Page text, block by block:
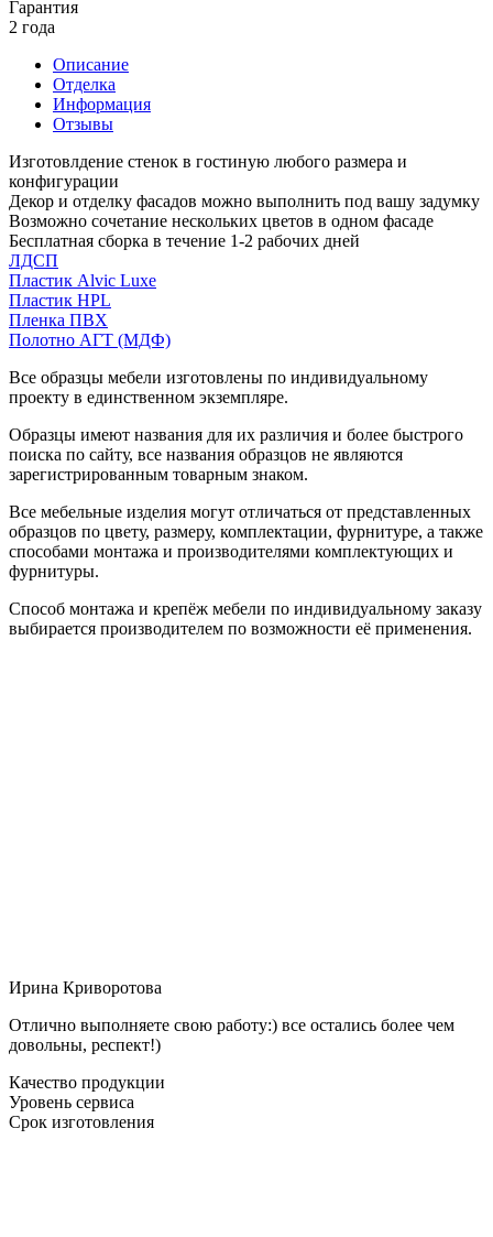
Гарантия
2 года
Описание
Отделка
Информация
Отзывы
Изготовлдение стенок в гостиную любого размера и
конфигурации
Декор и отделку фасадов можно выполнить под вашу задумку
Возможно сочетание нескольких цветов в одном фасаде
Бесплатная сборка в течение 1-2 рабочих дней
ЛДСП
Пластик Alvic Luxe
Пластик HPL
Пленка ПВХ
Полотно АГТ (МДФ)
Все образцы мебели изготовлены по индивидуальному
проекту в единственном экземпляре.
Образцы имеют названия для их различия и более быстрого
поиска по сайту, все названия образцов не являются
зарегистрированным товарным знаком.
Все мебельные изделия могут отличаться от представленных
образцов по цвету, размеру, комплектации, фурнитуре, а также
способами монтажа и производителями комплектующих и
фурнитуры.
Способ монтажа и крепёж мебели по индивидуальному заказу
выбирается производителем по возможности её применения.
Ирина Криворотова
Отлично выполняете свою работу:) все остались более чем
довольны, респект!)
Качество продукции
Уровень сервиса
Срок изготовления